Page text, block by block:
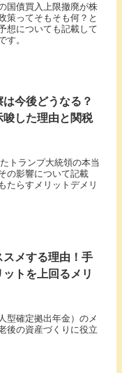
国債買入上限撤廃が株
策ってそもそも何？と
想についても記載して
す。
今後どうなる？
唆した理由と関税
トランプ大統領の本当
の影響について記載
たらすメリットデメリ
スメする理由！手
トを上回るメリ
型確定拠出年金）のメ
後の資産づくりに役立